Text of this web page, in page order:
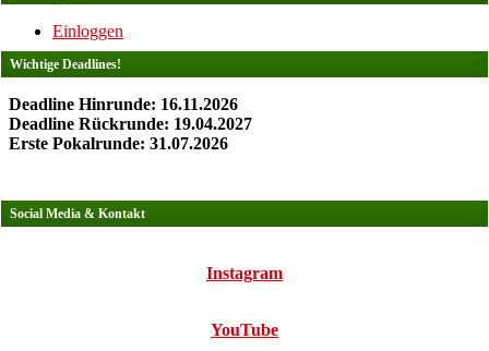
Einloggen
Wichtige Deadlines!
Deadline Hinrunde: 16.11.2026
Deadline Rückrunde: 19.04.2027
Erste Pokalrunde: 31.07.2026
Social Media & Kontakt
Instagram
YouTube